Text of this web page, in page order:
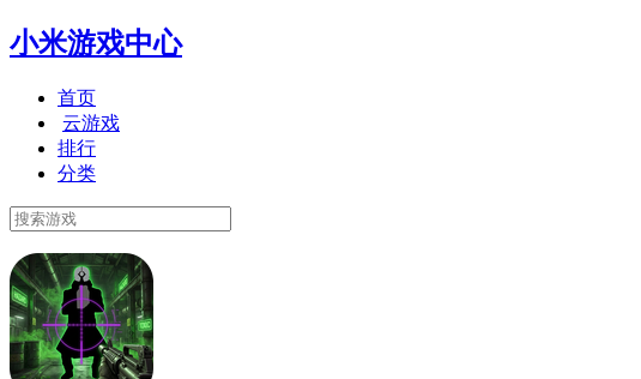
小米游戏中心
首页
云游戏
排行
分类